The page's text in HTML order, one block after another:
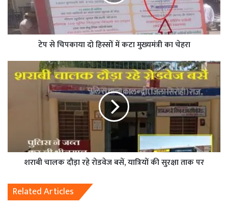
टेप से चिपकाया दो हिस्सों में कटा मुख्यमंत्री का चेहरा
शराबी चालक दौड़ा रहे रोडवेज बसें, यात्रियों की सुरक्षा ताक पर
Related Articles